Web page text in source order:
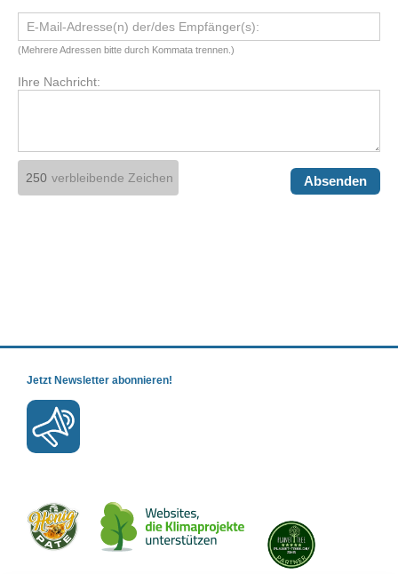
(Mehrere Adressen bitte durch Kommata trennen.)
Ihre Nachricht:
verbleibende Zeichen Absenden
Jetzt Newsletter abonnieren!